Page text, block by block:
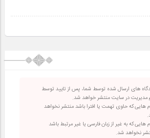
های ارسال شده توسط شما، پس از تایید توسط
مدیریت در سایت منتشر خواهد شد.
هایی که حاوی تهمت یا افترا باشد منتشر نخواهد
هایی که به غیر از زبان فارسی یا غیر مرتبط باشد
نخواهد شد.